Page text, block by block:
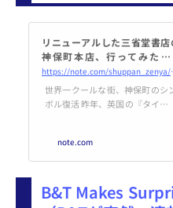
リニューアルした三省堂書店
神保町本店、行ってみた。｜
シュッパン前夜 編集部
https://
世界一クールな街、神保町のシ
ボル復活 昨年、英国の『タイムア
なった神保町。そのシンボルとも
言えた三省堂書店の本店が４年
で内覧会に行ってきました。 リ
ニューアル前は神保町を訪れた
note.com
B&T Makes